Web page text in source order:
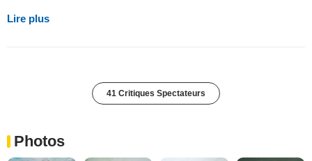
Lire plus
41 Critiques Spectateurs
Photos